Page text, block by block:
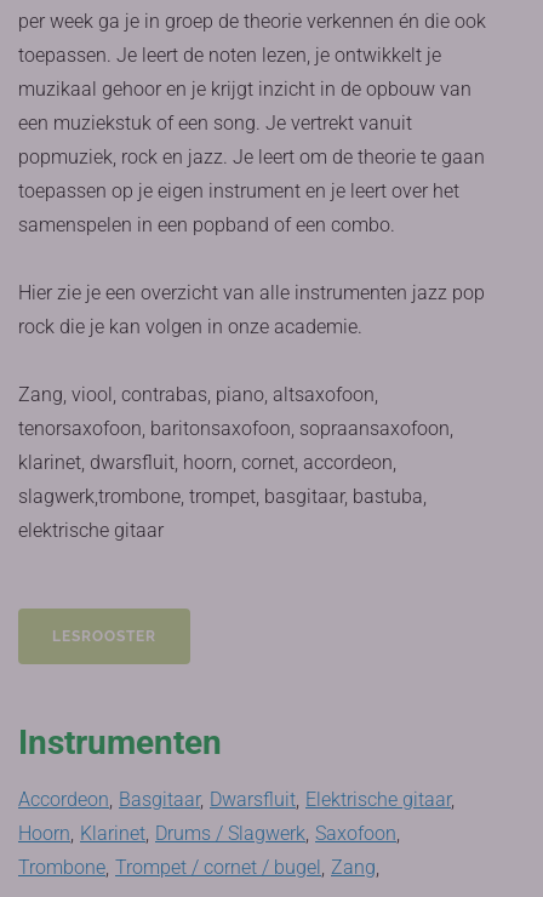
per week ga je in groep de theorie verkennen én die ook
toepassen. Je leert de noten lezen, je ontwikkelt je
muzikaal gehoor en je krijgt inzicht in de opbouw van
een muziekstuk of een song. Je vertrekt vanuit
popmuziek, rock en jazz. Je leert om de theorie te gaan
toepassen op je eigen instrument en je leert over het
samenspelen in een popband of een combo.
Hier zie je een overzicht van alle instrumenten jazz pop
rock die je kan volgen in onze academie.
Zang, viool, contrabas, piano, altsaxofoon,
tenorsaxofoon, baritonsaxofoon, sopraansaxofoon,
klarinet, dwarsfluit, hoorn, cornet, accordeon,
slagwerk,trombone, trompet, basgitaar, bastuba,
elektrische gitaar
LESROOSTER
Instrumenten
Accordeon, Basgitaar, Dwarsfluit, Elektrische gitaar,
Hoorn, Klarinet, Drums / Slagwerk, Saxofoon,
Trombone, Trompet / cornet / bugel, Zang,